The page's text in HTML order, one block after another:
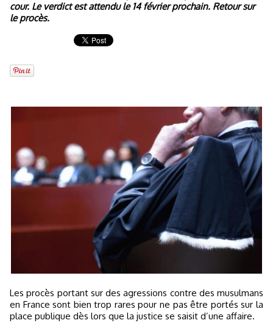
cour. Le verdict est attendu le 14 février prochain. Retour sur
le procès.
Les procès portant sur des agressions contre des musulmans
en France sont bien trop rares pour ne pas être portés sur la
place publique dès lors que la justice se saisit d’une affaire.